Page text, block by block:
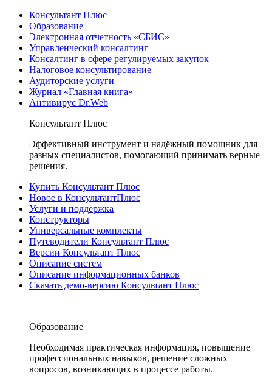
Консультант Плюс
Образование
Электронная отчетность «СБИС»
Управленческий консалтинг
Консалтинг в сфере регулируемых закупок
Налоговое консультирование
Аудиторские услуги
Журнал «Главная книга»
Антивирус Dr.Web
Консультант Плюс
Эффективный инструмент и надёжный помощник для
разных специалистов, помогающий принимать верные
решения.
Купить Консультант Плюс
Новое в КонсультантПлюс
Услуги и поддержка
Конструкторы
Универсальные комплекты
Путеводители Консультант Плюс
Версии Консультант Плюс
Описание систем
Описание информационных банков
Скачать демо-версию Консультант Плюс
Образование
Необходимая практическая информация, повышение
профессиональных навыков, решение сложных
вопросов, возникающих в процессе работы.